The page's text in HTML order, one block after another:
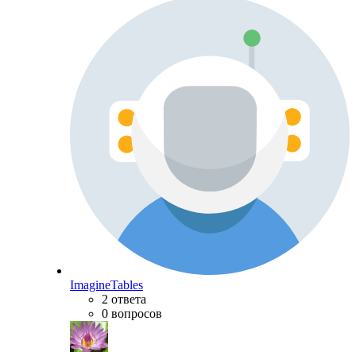
ImagineTables
2 ответа
0 вопросов